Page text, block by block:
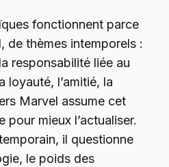
fonctionnent parce
de thèmes intemporels :
responsabilité liée au
loyauté, l’amitié, la
Marvel assume cet
mieux l’actualiser.
il questionne
le poids des